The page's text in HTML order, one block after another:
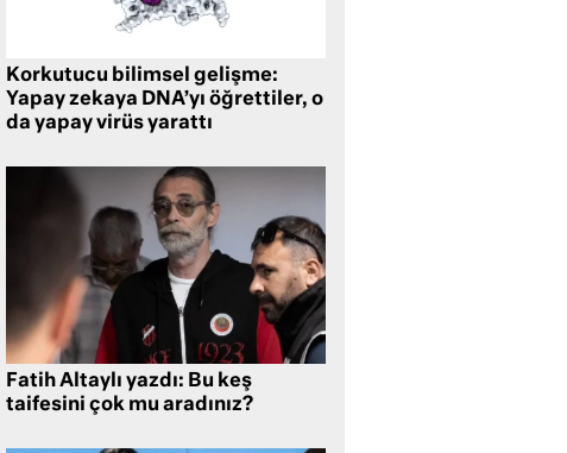
Korkutucu bilimsel gelişme:
Yapay zekaya DNA’yı öğrettiler, o
da yapay virüs yarattı
Fatih Altaylı yazdı: Bu keş
taifesini çok mu aradınız?